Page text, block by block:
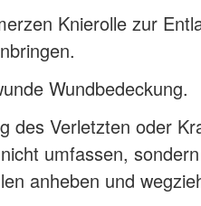
Knierolle zur
Wundbedeckung.
des Verletzten oder
umfassen,
anheben und